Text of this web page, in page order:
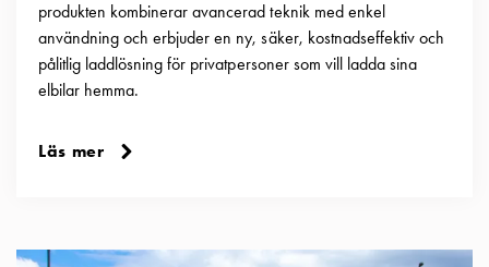
produkten kombinerar avancerad teknik med enkel
användning och erbjuder en ny, säker, kostnadseffektiv och
pålitlig laddlösning för privatpersoner som vill ladda sina
elbilar hemma.
Läs mer